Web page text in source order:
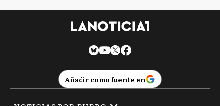
Añadir como fuente en